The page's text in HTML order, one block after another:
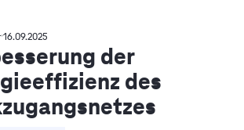
16.09.2025
der
des